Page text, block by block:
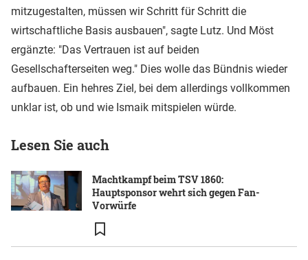
mitzugestalten, müssen wir Schritt für Schritt die
wirtschaftliche Basis ausbauen", sagte Lutz. Und Möst
ergänzte: "Das Vertrauen ist auf beiden
Gesellschafterseiten weg." Dies wolle das Bündnis wieder
aufbauen. Ein hehres Ziel, bei dem allerdings vollkommen
unklar ist, ob und wie Ismaik mitspielen würde.
Lesen Sie auch
Machtkampf beim TSV 1860:
Hauptsponsor wehrt sich gegen Fan-
Vorwürfe